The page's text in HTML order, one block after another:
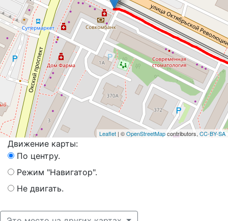
Leaflet | ©OpenStreetMapcontributors, CC-BY-SA
Движение карты:
По центру.
Режим "Навигатор".
Не двигать.